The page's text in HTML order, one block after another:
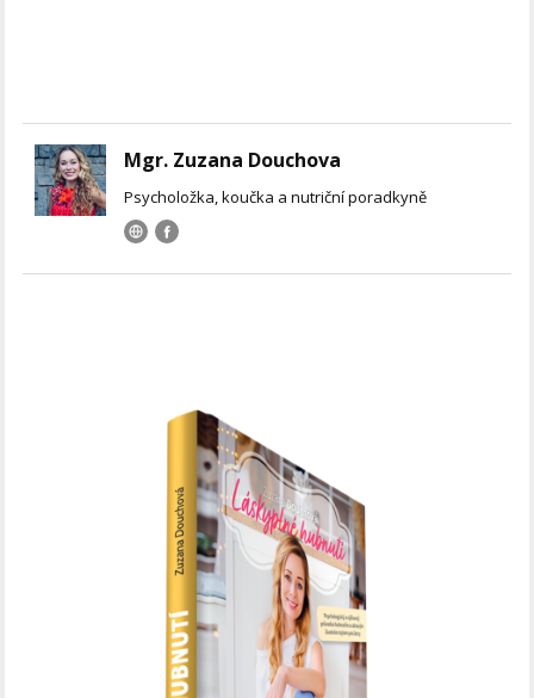
Mgr. Zuzana Douchova
Psycholožka, koučka a nutriční poradkyně